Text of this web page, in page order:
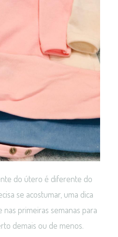
do útero é diferente do
se acostumar, uma dica
primeiras semanas para
demais ou de menos.